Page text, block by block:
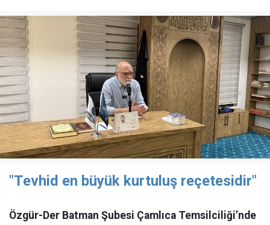
"Tevhid en büyük kurtuluş reçetesidir"
Özgür-Der Batman Şubesi Çamlıca Temsilciliği’nde